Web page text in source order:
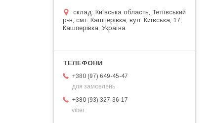
склад: Київська область, Тетіївський
р-н, смт. Кашперівка, вул. Київська, 17,
Кашперівка, Україна
+380 (97) 649-45-47
для замовлень
+380 (93) 327-36-17
viber